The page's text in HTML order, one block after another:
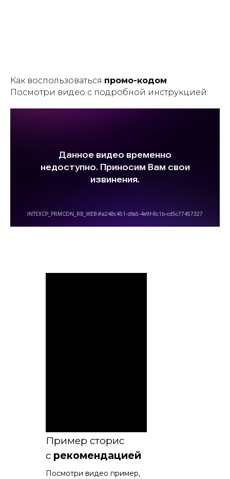
Как воспользоваться промо-кодом
Посмотри видео с подробной инструкцией:
Пример сторис
с рекомендацией
Посмотри видео пример,